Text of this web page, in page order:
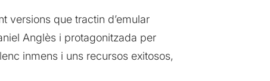
versions que tractin d’emular
Anglès i protagonitzada per
inmens i uns recursos exitosos,